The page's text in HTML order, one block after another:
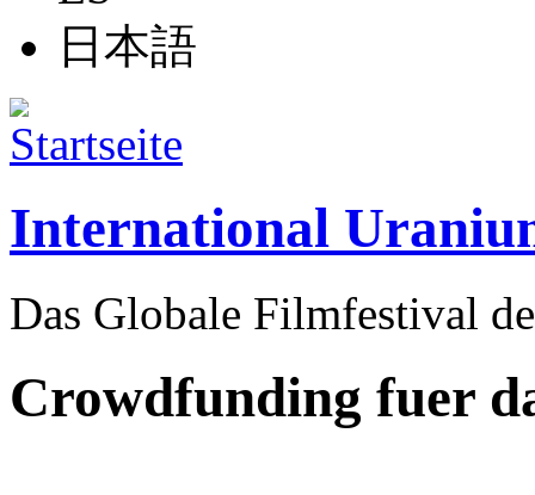
日本語
International
Das Globale Filmfestival
Crowdfunding fuer